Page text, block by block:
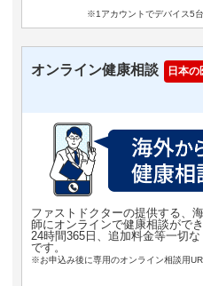
※1アカウントでデバイス5
オンライン健康相談 日本の
ファストドクターの提供する、
師にオンラインで健康相談がで
24時間365日、追加料金等一切
です。
※お申込み後に専用のオンライン相談用